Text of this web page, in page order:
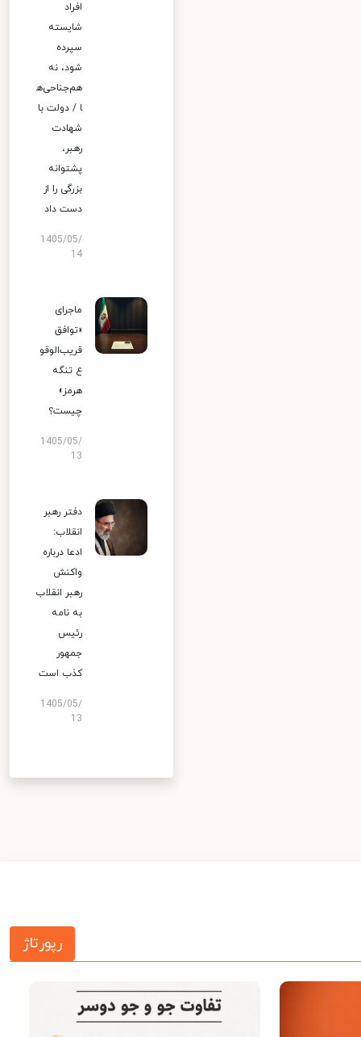
افراد
شایسته
سپرده
شود، نه
هم‌جناحی‌ه
ا / دولت با
شهادت
رهبر،
پشتوانه
بزرگی را از
دست داد
1405/05/
14
ماجرای
«توافق
قریب‌الوقو
ع تنگه
هرمز»
چیست؟
1405/05/
13
دفتر رهبر
انقلاب:
ادعا درباره
واکنش
رهبر انقلاب
به نامه
رئیس
جمهور
کذب است
1405/05/
13
رپورتاژ